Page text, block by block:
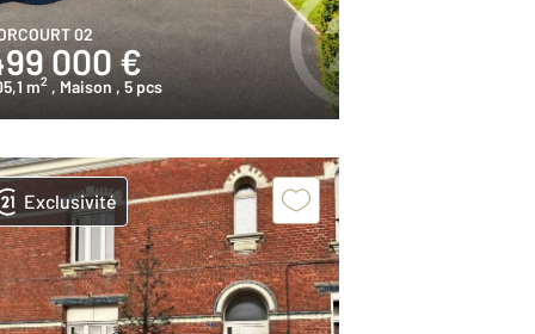
02
000 €
m2 , Maison , 5 pcs
Exclusivité